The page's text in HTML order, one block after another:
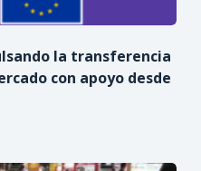
la transferencia
con apoyo desde